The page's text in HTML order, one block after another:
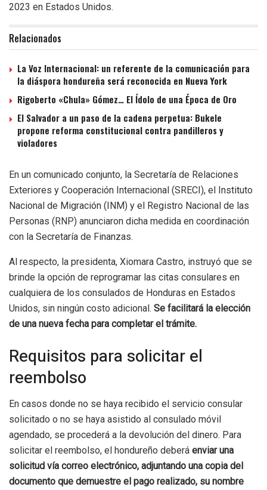
2023 en Estados Unidos.
Relacionados
La Voz Internacional: un referente de la comunicación para
la diáspora hondureña será reconocida en Nueva York
Rigoberto «Chula» Gómez… El Ídolo de una Época de Oro
El Salvador a un paso de la cadena perpetua: Bukele
propone reforma constitucional contra pandilleros y
violadores
En un comunicado conjunto, la Secretaría de Relaciones
Exteriores y Cooperación Internacional (SRECI), el Instituto
Nacional de Migración (INM) y el Registro Nacional de las
Personas (RNP) anunciaron dicha medida en coordinación
con la Secretaría de Finanzas.
Al respecto, la presidenta, Xiomara Castro, instruyó que se
brinde la opción de reprogramar las citas consulares en
cualquiera de los consulados de Honduras en Estados
Unidos, sin ningún costo adicional. Se facilitará la elección
de una nueva fecha para completar el trámite.
Requisitos para solicitar el
reembolso
En casos donde no se haya recibido el servicio consular
solicitado o no se haya asistido al consulado móvil
agendado, se procederá a la devolución del dinero. Para
solicitar el reembolso, el hondureño deberá enviar una
solicitud vía correo electrónico, adjuntando una copia del
documento que demuestre el pago realizado, su nombre